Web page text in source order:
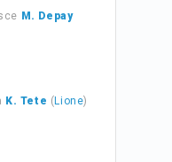
M. Depay
K. Tete ( Lione)